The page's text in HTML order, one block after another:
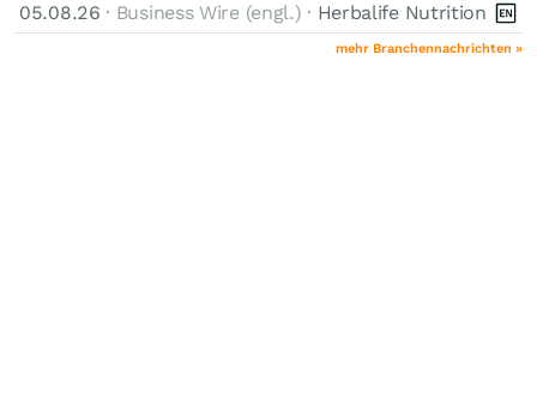
05.08.26 · Business Wire (engl.) · Herbalife Nutrition
mehr Branchennachrichten »